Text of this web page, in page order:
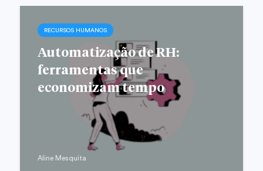
RECURSOS HUMANOS
Automatização de RH:
ferramentas que
economizam tempo
Aline Mesquita